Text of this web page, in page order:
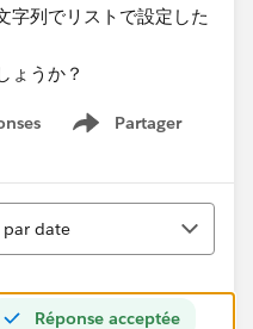
字列でリストで設定した
ょうか？​
Partager
Show menu
par date
Réponse acceptée